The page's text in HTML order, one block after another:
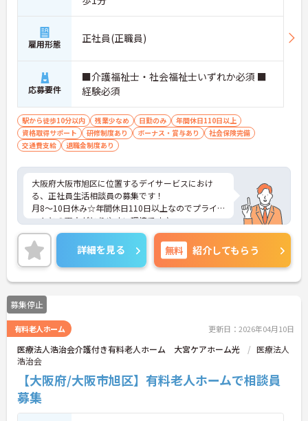
雇用形態 正社員(正職員)
応募要件
■介護福祉士・社会福祉士いずれか必須 ■
経験必須
駅から徒歩10分以内 残業少なめ 日勤のみ
年間休日110日以上
資格取得サポート
研修制度あり ボーナス・賞与あり
社会保険完備
交通費支給
退職金制度あり
大阪府大阪市旭区に位置するデイサービスにおけ
る、正社員生活相談員の募集です！
月8～10日休み☆年間休日110日以上なのでプライベ
ートとの両立がとりやすい環境です♪
ご興味ある方には、面接対策ポイントなど、さらに
詳細をお話しいたしますのでお気軽にご相談くださ
い。
詳細を見る 無料 紹介してもらう
募集停止
有料老人ホーム 更新日：2026年04月10日
医療法人浩治会介護付き有料老人ホーム 大宮ケアホーム光
医療法人
浩治会
【大阪府/大阪市旭区】有料老人ホームで相談員
募集